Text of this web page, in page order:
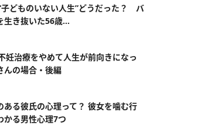
子どものいない人生”どうだった？ バ
生き抜いた56歳...
妊治療をやめて人生が前向きになっ
んの場合・後編
ある彼氏の心理って？ 彼女を噛む行
かる男性心理7つ